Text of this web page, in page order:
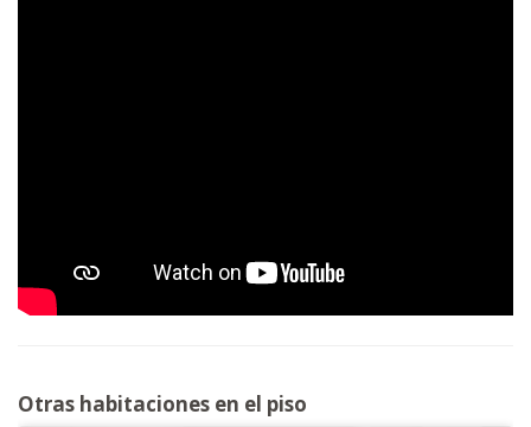
Otras habitaciones en el piso